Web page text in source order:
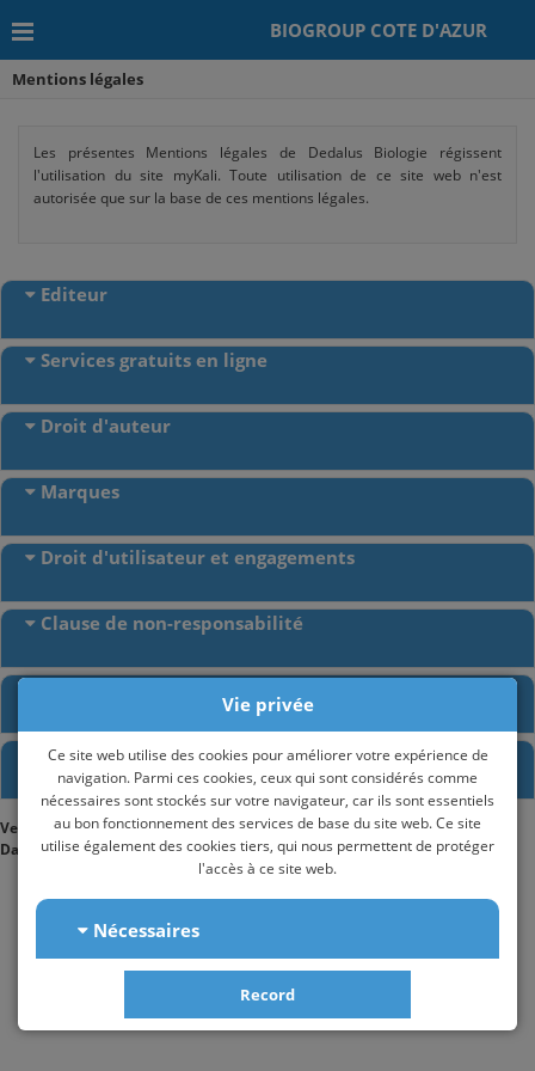
BIOGROUP COTE D'AZUR
Mentions légales
Les présentes Mentions légales de Dedalus Biologie régissent
l'utilisation du site myKali. Toute utilisation de ce site web n'est
autorisée que sur la base de ces mentions légales.
Editeur
Services gratuits en ligne
Droit d'auteur
Marques
Droit d'utilisateur et engagements
Clause de non-responsabilité
Comment pouvez-vous nous contacter ?
Version en vigueur:Dedalus - Mentions légales - v.1.1
Date de la dernière mise à jour:15/02/2022
Vie privée
Ce site web utilise des cookies pour améliorer votre expérience de
navigation. Parmi ces cookies, ceux qui sont considérés comme
nécessaires sont stockés sur votre navigateur, car ils sont essentiels
au bon fonctionnement des services de base du site web. Ce site
utilise également des cookies tiers, qui nous permettent de protéger
l'accès à ce site web.
Nécessaires